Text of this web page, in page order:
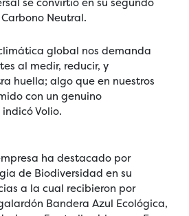
Neutral.
global nos demanda
al medir, reducir, y
huella; algo que en nuestros
con un genuino
Volio.
ha destacado por
de Biodiversidad en su
a la cual recibieron por
Bandera Azul Ecológica,